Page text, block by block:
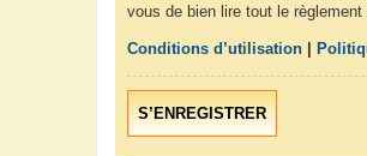
vous de bien lire tout le règlement
Conditions d’utilisation
S’ENREGISTRER